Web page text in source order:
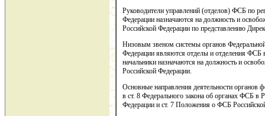
Руководители управлений (отделов) ФСБ по
Федерации назначаются на должность и
Российской Федерации по представлению
Низовым звеном системы органов
Федерации являются отделы и отделения ФСБ
начальники назначаются на должность и
Российской Федерации.
Основные направления деятельности органов
в ст. 8 Федерального закона об органах ФСБ в
Федерации и ст. 7 Положения о ФСБ